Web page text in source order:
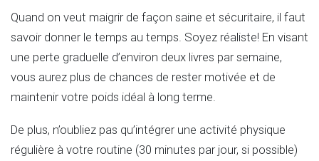
Quand on veut maigrir de façon saine et sécuritaire, il faut
savoir donner le temps au temps. Soyez réaliste! En visant
une perte graduelle d’environ deux livres par semaine,
vous aurez plus de chances de rester motivée et de
maintenir votre poids idéal à long terme.
De plus, n’oubliez pas qu’intégrer une activité physique
régulière à votre routine (30 minutes par jour, si possible)